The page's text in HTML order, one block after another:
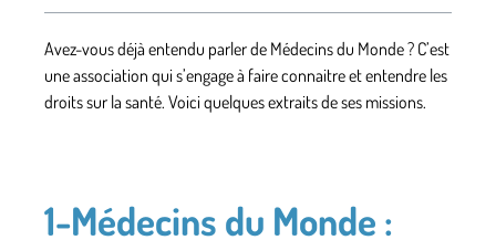
Avez-vous déjà entendu parler de Médecins du Monde ? C’est
une association qui s’engage à faire connaitre et entendre les
droits sur la santé. Voici quelques extraits de ses missions.
1-Médecins du Monde :